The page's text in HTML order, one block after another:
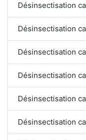
Désinsectisation
Désinsectisation
Désinsectisation
Désinsectisation
Désinsectisation
Désinsectisation